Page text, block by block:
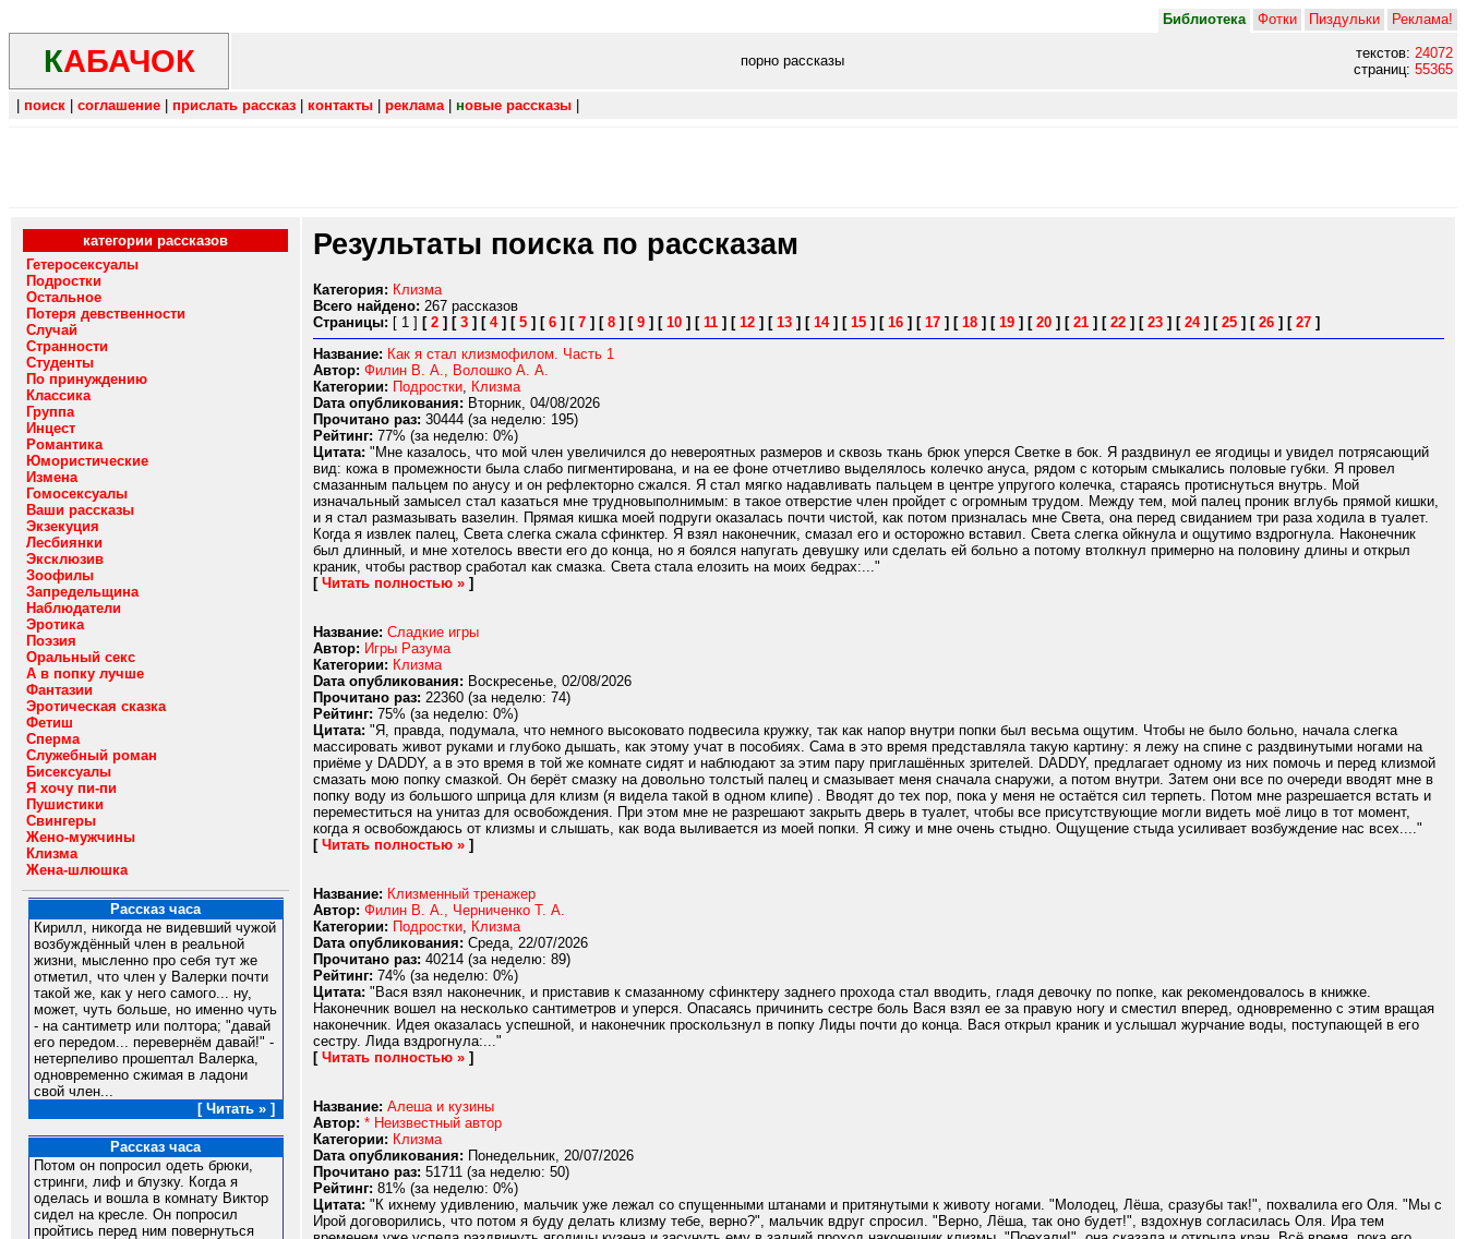
Библиотека Фотки Пиздульки Реклама!
КАБАЧОК порно рассказы текстов: 24072
страниц: 55365
поиск соглашение прислать рассказ контакты реклама| новые рассказы
категории рассказов
Гетеросексуалы
Подростки
Остальное
Потеря девственности
Случай
Странности
Студенты
По принуждению
Классика
Группа
Инцест
Романтика
Юмористические
Измена
Гомосексуалы
Ваши рассказы
Экзекуция
Лесбиянки
Эксклюзив
Зоофилы
Запредельщина
Наблюдатели
Эротика
Поэзия
Оральный секс
А в попку лучше
Фантазии
Эротическая сказка
Фетиш
Сперма
Служебный роман
Бисексуалы
Я хочу пи-пи
Пушистики
Свингеры
Жено-мужчины
Клизма
Жена-шлюшка
Рассказ часа
Кирилл, никогда не видевший чужой
возбуждённый член в реальной
жизни, мысленно про себя тут же
отметил, что член у Валерки почти
такой же, как у него самого... ну,
может, чуть больше, но именно чуть
- на сантиметр или полтора; "давай
его передом... перевернём давай!" -
нетерпеливо прошептал Валерка,
одновременно сжимая в ладони
свой член...
[ Читать » ]
Рассказ часа
Потом он попросил одеть брюки,
стринги, лиф и блузку. Когда я
оделась и вошла в комнату Виктор
сидел на кресле. Он попросил
пройтись перед ним повернуться
Результаты поиска по рассказам
Категория: Клизма
Всего найдено: 267 рассказов
Страницы: [ 1 ] [ 2 ] [ 3 ] [ 4] [ 5 ] [ 6 ] [ 7 ] [ 8 ] [ 9 ] [ 10 ] [ 11 ] [ 12 ] [ 13 ] [ 14] [ 15 ] [ 16 ] [ 17 ] [ 18 ] [ 19 ] [ 20 ] [ 21 ] [ 22 ] [ 23 ] [ 24] [ 25 ] [ 26 ] [ 27 ]
Название: Как я стал клизмофилом. Часть 1
Автор: Филин В. А., Волошко А. А.
Категории: Подростки, Клизма
Dата опубликования: Вторник, 04/08/2026
Прочитано раз: 30444 (за неделю: 195)
Рейтинг: 77% (за неделю: 0%)
Цитата: "Мне казалось, что мой член увеличился до невероятных размеров и сквозь ткань брюк уперся Светке в бок. Я раздвинул ее ягодицы и увидел потрясающий
вид: кожа в промежности была слабо пигментирована, и на ее фоне отчетливо выделялось колечко ануса, рядом с которым смыкались половые губки. Я провел
смазанным пальцем по анусу и он рефлекторно сжался. Я стал мягко надавливать пальцем в центре упругого колечка, стараясь протиснуться внутрь. Мой
изначальный замысел стал казаться мне трудновыполнимым: в такое отверстие член пройдет с огромным трудом. Между тем, мой палец проник вглубь прямой кишки,
и я стал размазывать вазелин. Прямая кишка моей подруги оказалась почти чистой, как потом призналась мне Света, она перед свиданием три раза ходила в туалет.
Когда я извлек палец, Света слегка сжала сфинктер. Я взял наконечник, смазал его и осторожно вставил. Света слегка ойкнула и ощутимо вздрогнула. Наконечник
был длинный, и мне хотелось ввести его до конца, но я боялся напугать девушку или сделать ей больно а потому втолкнул примерно на половину длины и открыл
краник, чтобы раствор сработал как смазка. Света стала елозить на моих бедрах:..."
[ Читать полностью » ]
Название: Сладкие игры
Автор: Игры Разума
Категории: Клизма
Dата опубликования: Воскресенье, 02/08/2026
Прочитано раз: 22360 (за неделю: 74)
Рейтинг: 75% (за неделю: 0%)
Цитата: "Я, правда, подумала, что немного высоковато подвесила кружку, так как напор внутри попки был весьма ощутим. Чтобы не было больно, начала слегка
массировать живот руками и глубоко дышать, как этому учат в пособиях. Сама в это время представляла такую картину: я лежу на спине с раздвинутыми ногами на
приёме у DADDY, а в это время в той же комнате сидят и наблюдают за этим пару приглашённых зрителей. DADDY, предлагает одному из них помочь и перед клизмой
смазать мою попку смазкой. Он берёт смазку на довольно толстый палец и смазывает меня сначала снаружи, а потом внутри. Затем они все по очереди вводят мне в
попку воду из большого шприца для клизм (я видела такой в одном клипе) . Вводят до тех пор, пока у меня не остаётся сил терпеть. Потом мне разрешается встать и
переместиться на унитаз для освобождения. При этом мне не разрешают закрыть дверь в туалет, чтобы все присутствующие могли видеть моё лицо в тот момент,
когда я освобождаюсь от клизмы и слышать, как вода выливается из моей попки. Я сижу и мне очень стыдно. Ощущение стыда усиливает возбуждение нас всех...."
[ Читать полностью » ]
Название: Клизменный тренажер
Автор: Филин В. А., Черниченко Т. А.
Категории: Подростки, Клизма
Dата опубликования: Среда, 22/07/2026
Прочитано раз: 40214 (за неделю: 89)
Рейтинг: 74% (за неделю: 0%)
Цитата: "Вася взял наконечник, и приставив к смазанному сфинктеру заднего прохода стал вводить, гладя девочку по попке, как рекомендовалось в книжке.
Наконечник вошел на несколько сантиметров и уперся. Опасаясь причинить сестре боль Вася взял ее за правую ногу и сместил вперед, одновременно с этим вращая
наконечник. Идея оказалась успешной, и наконечник проскользнул в попку Лиды почти до конца. Вася открыл краник и услышал журчание воды, поступающей в его
сестру. Лида вздрогнула:..."
[ Читать полностью » ]
Название: Алеша и кузины
Автор: * Неизвестный автор
Категории: Клизма
Dата опубликования: Понедельник, 20/07/2026
Прочитано раз: 51711 (за неделю: 50)
Рейтинг: 81% (за неделю: 0%)
Цитата: "К ихнему удивлению, мальчик уже лежал со спущенными штанами и притянутыми к животу ногами. "Молодец, Лёша, сразубы так!", похвалила его Оля. "Мы с
Ирой договорились, что потом я буду делать клизму тебе, верно?", мальчик вдруг спросил. "Верно, Лёша, так оно будет!", вздохнув согласилась Оля. Ира тем